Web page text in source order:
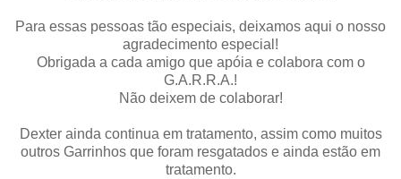
Para essas pessoas tão especiais, deixamos aqui o nosso
agradecimento especial!
Obrigada a cada amigo que apóia e colabora com o
G.A.R.R.A.!
Não deixem de colaborar!
Dexter ainda continua em tratamento, assim como muitos
outros Garrinhos que foram resgatados e ainda estão em
tratamento.